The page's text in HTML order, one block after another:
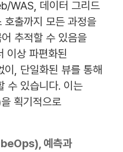
WAS, 데이터 그리드
호출까지 모든 과정을
추적할 수 있음을
이상 파편화된
이, 단일화된 뷰를 통해
수 있습니다. 이는
획기적으로
예측과